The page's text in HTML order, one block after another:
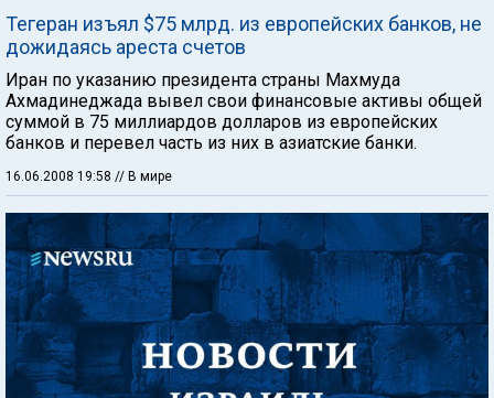
Тегеран изъял $75 млрд. из европейских банков, не
дожидаясь ареста счетов
Иран по указанию президента страны Махмуда
Ахмадинеджада вывел свои финансовые активы общей
суммой в 75 миллиардов долларов из европейских
банков и перевел часть из них в азиатские банки.
16.06.2008 19:58 // В мире